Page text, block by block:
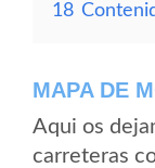
18
MAPA DE
Aqui os
carreteras